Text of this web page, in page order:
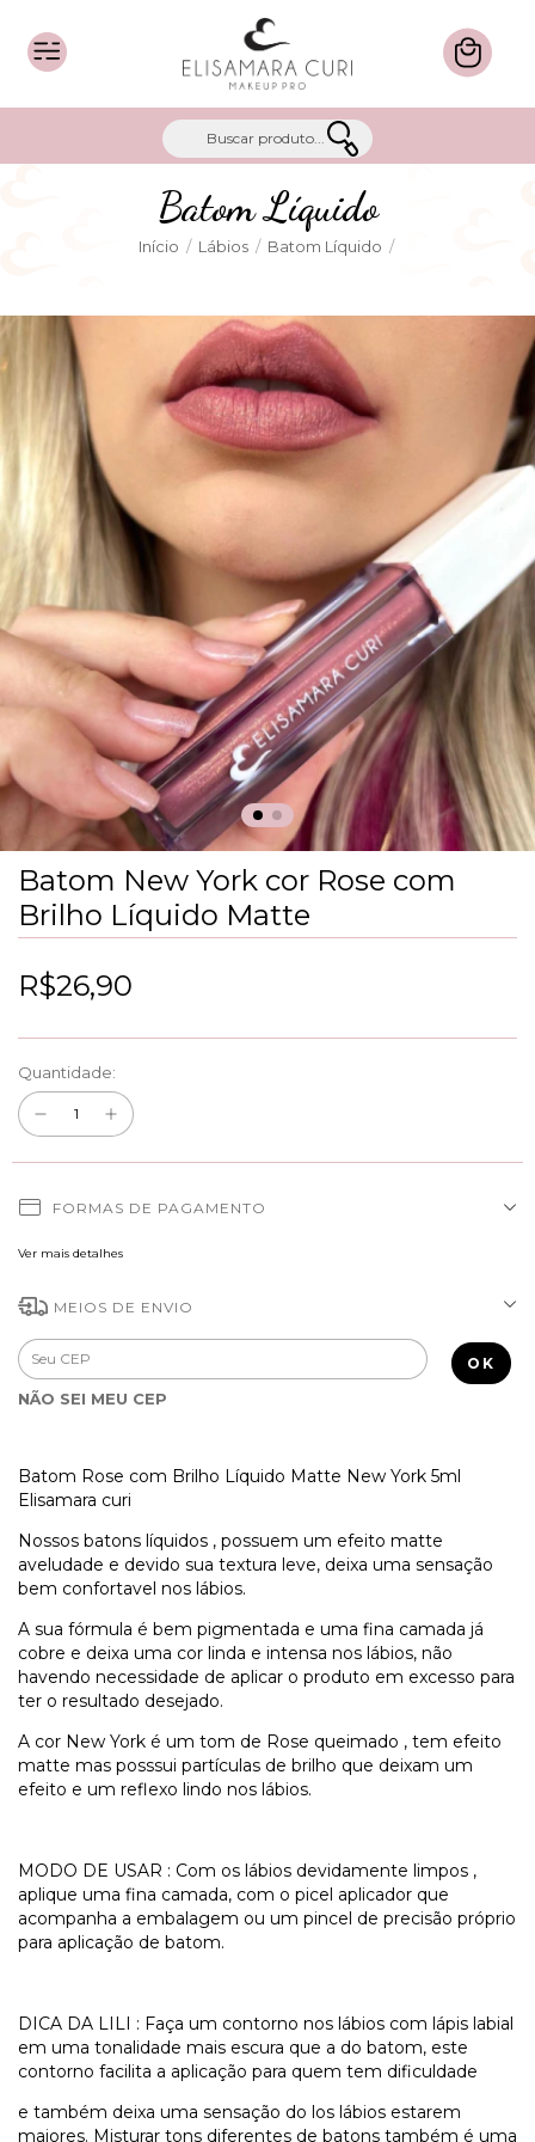
Batom Líquido
Início / Lábios / Batom Líquido /
Batom New York cor Rose com
Brilho Líquido Matte
R$26,90
Quantidade:
FORMAS DE PAGAMENTO
Ver mais detalhes
MEIOS DE ENVIO
Entregas para o CEP: ALTERAR CEP
OK
NÃO SEI MEU CEP
Batom Rose com Brilho Líquido Matte New York 5ml
Elisamara curi
Nossos batons líquidos , possuem um efeito matte
aveludade e devido sua textura leve, deixa uma sensação
bem confortavel nos lábios.
A sua fórmula é bem pigmentada e uma fina camada já
cobre e deixa uma cor linda e intensa nos lábios, não
havendo necessidade de aplicar o produto em excesso para
ter o resultado desejado.
A cor New York é um tom de Rose queimado , tem efeito
matte mas posssui partículas de brilho que deixam um
efeito e um reflexo lindo nos lábios.
MODO DE USAR : Com os lábios devidamente limpos ,
aplique uma fina camada, com o picel aplicador que
acompanha a embalagem ou um pincel de precisão próprio
para aplicação de batom.
DICA DA LILI : Faça um contorno nos lábios com lápis labial
em uma tonalidade mais escura que a do batom, este
contorno facilita a aplicação para quem tem dificuldade
e também deixa uma sensação do los lábios estarem
maiores. Misturar tons diferentes de batons também é uma